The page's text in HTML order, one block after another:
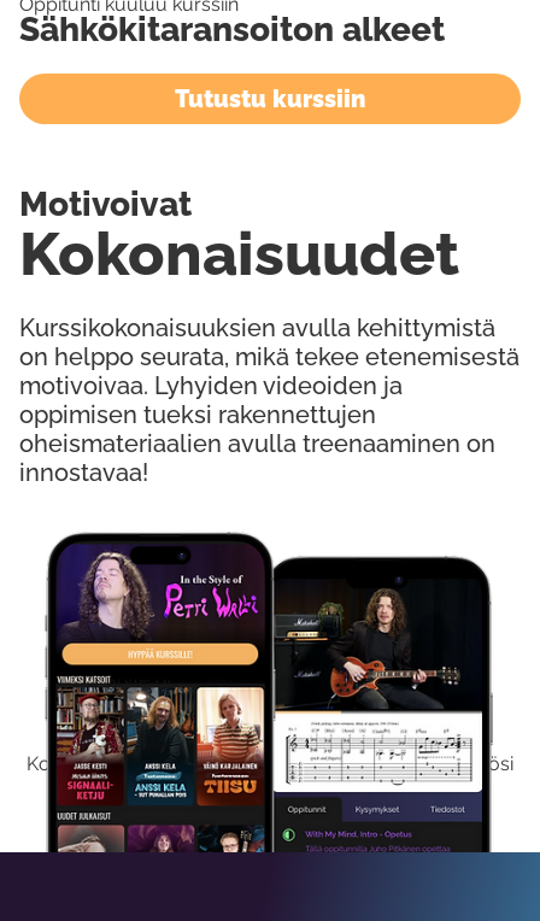
Kokeile Ilmaiseksi
Kokeilemalla ilmaiseksi saat koko sisältömme käyttöösi
viikon ajaksi.
Sähkökitaransoiton alkeet
Tutustu kurssiin
Kurssikokonaisuuksien avulla kehittymistä
on helppo seurata, mikä tekee etenemisestä
motivoivaa. Lyhyiden videoiden ja
oppimisen tueksi rakennettujen
oheismateriaalien avulla treenaaminen on
innostavaa!
Kokonaisuudet
Motivoivat